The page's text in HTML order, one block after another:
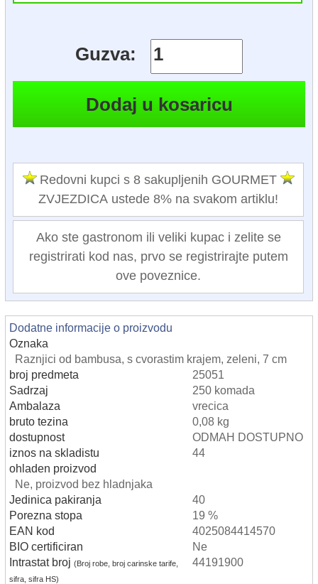
Guzva:
Redovni kupci s 8 sakupljenih GOURMET
ZVJEZDICA ustede 8% na svakom artiklu!
Ako ste gastronom ili veliki kupac i zelite se
registrirati kod nas, prvo se registrirajte putem
ove poveznice.
Dodatne informacije o proizvodu
Oznaka
Raznjici od bambusa, s cvorastim krajem, zeleni, 7 cm
broj predmeta
25051
Sadrzaj
250 komada
Ambalaza
vrecica
bruto tezina
0,08 kg
dostupnost
ODMAH DOSTUPNO
iznos na skladistu
44
ohladen proizvod
Ne, proizvod bez hladnjaka
Jedinica pakiranja
40
Porezna stopa
19 %
EAN kod
4025084414570
BIO certificiran
Ne
Intrastat broj (Broj robe, broj carinske tarife,
sifra, sifra HS)
44191900